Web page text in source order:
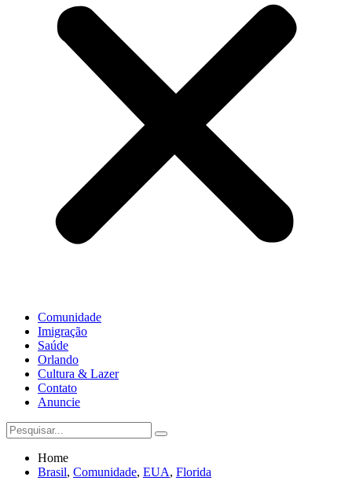
Comunidade
Imigração
Saúde
Orlando
Cultura & Lazer
Contato
Anuncie
Home
Brasil, Comunidade, EUA, Florida